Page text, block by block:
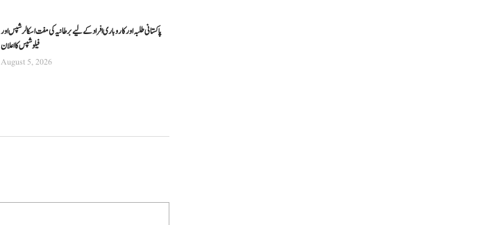
پاکستانی طلبہ اور کاروباری افراد کے لیے برطانیہ کی مفت اسکالرشپس اور
فیلوشپس کا اعلان
August 5, 2026